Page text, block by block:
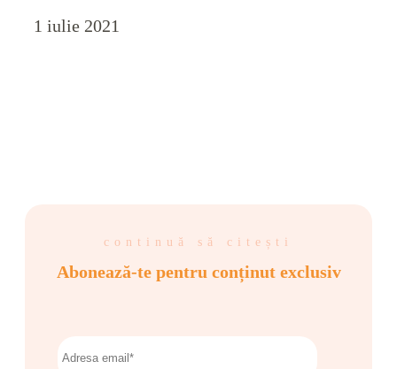
1 iulie 2021
continuă să citești
Abonează-te pentru conținut exclusiv